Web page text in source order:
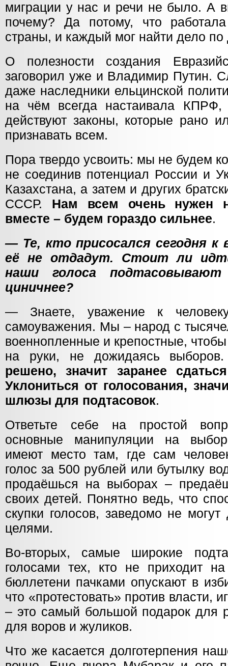
миграции у нас и речи не было. А
почему? Да потому, что
страны, и каждый мог найти дело
О полезности создания
заговорил уже и Владимир Путин.
даже наследники ельцинской
на чём всегда настаивала КПРФ,
действуют законы, которые рано
признавать всем.
Пора твердо усвоить: мы не будем
не соединив потенциал России и
Казахстана, а затем и других
СССР. Нам всем очень нужен
вместе – будем гораздо сильнее.
— Те, кто присосался сегодня
её не отдадут. Стоит ли
наши голоса
циничнее?
— Знаете, уважение к
самоуважения. Мы – народ с
военнопленные и крепостные,
на руки, не дожидаясь
решено, значит заранее
Уклониться от голосования,
шлюзы для подтасовок.
Ответьте себе на простой
основные манипуляции на
имеют место там, где сам
голос за 500 рублей или бутылку
продаёшься на выборах –
своих детей. Понятно ведь, что
скупки голосов, заведомо не
целями.
Во-вторых, самые широкие
голосами тех, кто не приходит
бюллетени пачками опускают в
что «протестовать» против власти,
– это самый большой подарок для
для воров и жуликов.
Что же касается долготерпения